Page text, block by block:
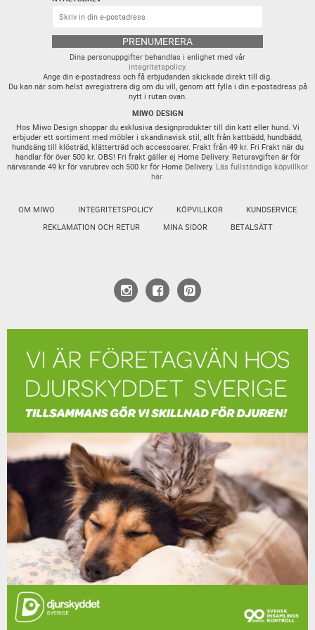
PRENUMERERA
Dina personuppgifter behandlas i enlighet med vår
integritetspolicy.
Ange din e-postadress och få erbjudanden skickade direkt till dig.
Du kan när som helst avregistrera dig om du vill, genom att fylla i din e-postadress på
nytt i rutan ovan.
MIWO DESIGN
Hos Miwo Design shoppar du exklusiva designprodukter till din katt eller hund. Vi
erbjuder ett sortiment med möbler i skandinavisk stil, allt från kattbädd, hundbädd,
hundsäng till klösträd, klätterträd och accessoarer. Frakt från 49 kr. Fri Frakt när du
handlar för över 500 kr. OBS! Fri frakt gäller ej Home Delivery. Returavgiften är för
närvarande 49 kr för varubrev och 500 kr för Home Delivery. Läs fullständiga köpvillkor
här.
OM MIWO INTEGRITETSPOLICY KÖPVILLKOR
KUNDSERVICE
REKLAMATION OCH RETUR
MINA SIDOR BETALSÄTT